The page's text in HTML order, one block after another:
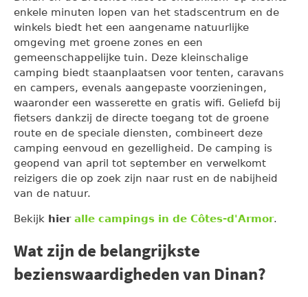
enkele minuten lopen van het stadscentrum en de
winkels biedt het een aangename natuurlijke
omgeving met groene zones en een
gemeenschappelijke tuin. Deze kleinschalige
camping biedt staanplaatsen voor tenten, caravans
en campers, evenals aangepaste voorzieningen,
waaronder een wasserette en gratis wifi. Geliefd bij
fietsers dankzij de directe toegang tot de groene
route en de speciale diensten, combineert deze
camping eenvoud en gezelligheid. De camping is
geopend van april tot september en verwelkomt
reizigers die op zoek zijn naar rust en de nabijheid
van de natuur.
Bekijk hier alle campings in de Côtes-d'Armor.
Wat zijn de belangrijkste
bezienswaardigheden van Dinan?